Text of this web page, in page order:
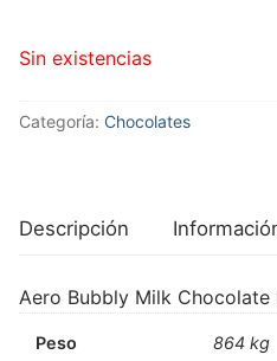
Sin existencias
Categoría: Chocolates
Descripción
Aero Bubbly Milk Chocolate
Peso 864 kg